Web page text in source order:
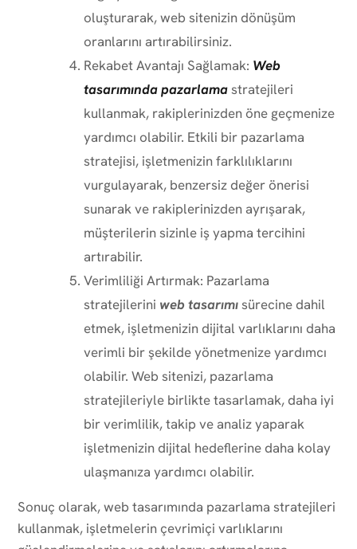
oluşturarak, web sitenizin dönüşüm
oranlarını artırabilirsiniz.
Rekabet Avantajı Sağlamak: Web
tasarımında pazarlamastratejileri
kullanmak, rakiplerinizden öne geçmenize
yardımcı olabilir. Etkili bir pazarlama
stratejisi, işletmenizin farklılıklarını
vurgulayarak, benzersiz değer önerisi
sunarak ve rakiplerinizden ayrışarak,
müşterilerin sizinle iş yapma tercihini
artırabilir.
Verimliliği Artırmak: Pazarlama
stratejilerini web tasarımısürecine dahil
etmek, işletmenizin dijital varlıklarını daha
verimli bir şekilde yönetmenize yardımcı
olabilir. Web sitenizi, pazarlama
stratejileriyle birlikte tasarlamak, daha iyi
bir verimlilik, takip ve analiz yaparak
işletmenizin dijital hedeflerine daha kolay
ulaşmanıza yardımcı olabilir.
Sonuç olarak, web tasarımında pazarlama stratejileri
kullanmak, işletmelerin çevrimiçi varlıklarını